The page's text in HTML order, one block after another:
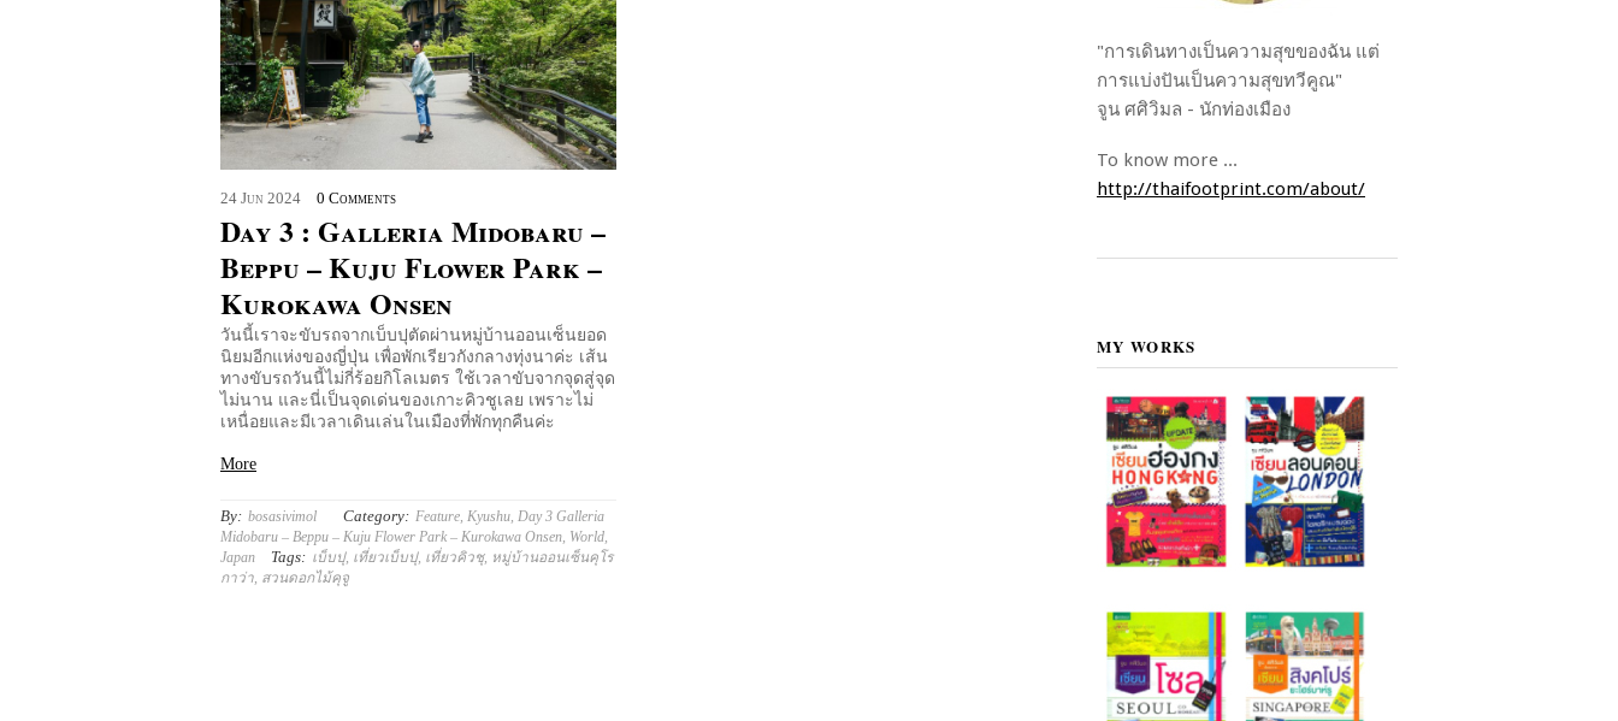
24 Jun 2024 0 Comments
Day 3 : Galleria Midobaru –
Beppu – Kuju Flower Park –
Kurokawa Onsen
วันนี้เราจะขับรถจากเบ็บปุตัดผ่านหมู่บ้านออนเซ็นยอด
นิยมอีกแห่งของญี่ปุ่น เพื่อพักเรียวกังกลางทุ่งนาค่ะ เส้น
ทางขับรถวันนี้ไม่กี่ร้อยกิโลเมตร ใช้เวลาขับจากจุดสู่จุด
ไม่นาน และนี่เป็นจุดเด่นของเกาะคิวชูเลย เพราะไม่
เหนื่อยและมีเวลาเดินเล่นในเมืองที่พักทุกคืนค่ะ
More
By: bosasivimol Category: Feature Kyushu Day 3 Galleria
Midobaru – Beppu – Kuju Flower Park – Kurokawa Onsen World
Japan
Tags: เบ็บปุ, เที่ยวเบ็บปุ, เที่ยวคิวชุ, หมู่บ้านออนเซ็นคุโร
กาว่า สวนดอกไม้คุจู
"การเดินทางเป็นความสุขของฉัน แต่
การแบ่งปันเป็นความสุขทวีคูณ"
จูน ศศิวิมล - นักท่องเมือง
To know more ...
http://thaifootprint.com/about/
MY WORKS